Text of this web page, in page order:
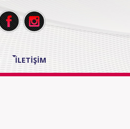
İLETİŞİM